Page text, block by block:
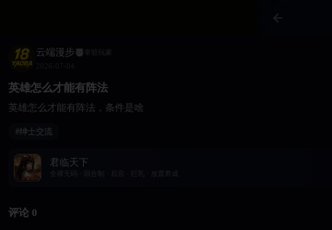
云端漫步 常驻玩家
英雄怎么才能有阵法
英雄怎么才能有阵法，条件是啥
#绅士交流
君临天下
全裸无码 · 回合制 · 后宫 · 巨乳 · 放置养成
评论 0